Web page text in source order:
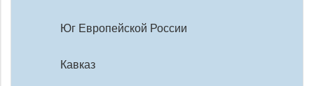
Юг Европейской России
Кавказ